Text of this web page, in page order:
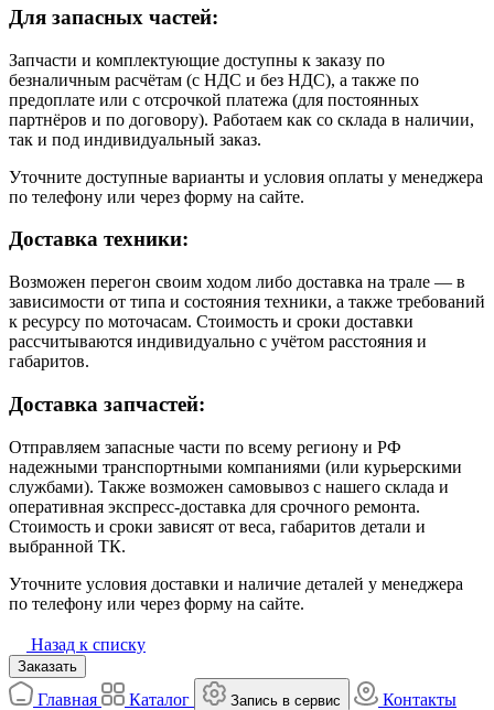
Для запасных частей:
Запчасти и комплектующие доступны к заказу по
безналичным расчётам (с НДС и без НДС), а также по
предоплате или с отсрочкой платежа (для постоянных
партнёров и по договору). Работаем как со склада в наличии,
так и под индивидуальный заказ.
Уточните доступные варианты и условия оплаты у менеджера
по телефону или через форму на сайте.
Доставка техники:
Возможен перегон своим ходом либо доставка на трале — в
зависимости от типа и состояния техники, а также требований
к ресурсу по моточасам. Стоимость и сроки доставки
рассчитываются индивидуально с учётом расстояния и
габаритов.
Доставка запчастей:
Отправляем запасные части по всему региону и РФ
надежными транспортными компаниями (или курьерскими
службами). Также возможен самовывоз с нашего склада и
оперативная экспресс-доставка для срочного ремонта.
Стоимость и сроки зависят от веса, габаритов детали и
выбранной ТК.
Уточните условия доставки и наличие деталей у менеджера
по телефону или через форму на сайте.
Назад к списку
Заказать
Главная Каталог Запись в сервис
Контакты